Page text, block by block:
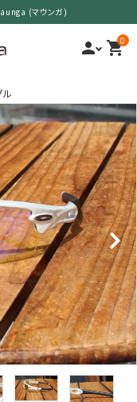
(マウンガ)
person 0
shopping_cart
ル